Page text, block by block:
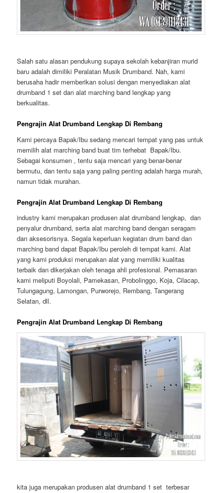
Salah satu alasan pendukung supaya sekolah kebanjiran murid
baru adalah dimiliki Peralatan Musik Drumband. Nah, kami
berusaha hadir memberikan solusi dengan menyediakan alat
drumband 1 set dan alat marching band lengkap yang
berkualitas.
Pengrajin Alat Drumband Lengkap Di Rembang
Kami percaya Bapak/Ibu sedang mencari tempat yang pas untuk
memilih alat marching band buat tim terhebat Bapak/Ibu.
Sebagai konsumen , tentu saja mencari yang benar-benar
bermutu, dan tentu saja yang paling penting adalah harga murah,
namun tidak murahan.
Pengrajin Alat Drumband Lengkap Di Rembang
industry kami merupakan produsen alat drumband lengkap, dan
penyalur drumband, serta alat marching band dengan seragam
dan aksesorisnya. Segala keperluan kegiatan drum band dan
marching band dapat Bapak/Ibu peroleh di tempat kami. Alat
yang kami produksi merupakan alat yang memiliki kualitas
terbaik dan dikerjakan oleh tenaga ahli profesional. Pemasaran
kami meliputi Boyolali, Pamekasan, Probolinggo, Koja, Cilacap,
Tulungagung, Lamongan, Purworejo, Rembang, Tangerang
Selatan, dll.
Pengrajin Alat Drumband Lengkap Di Rembang
kita juga merupakan produsen alat drumband 1 set terbesar